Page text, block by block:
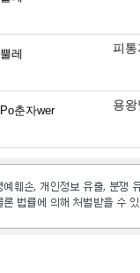
뿔레 피통
Po춘자wer 용